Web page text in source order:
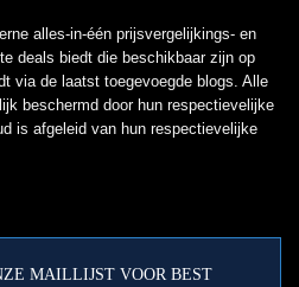
alles-in-één prijsvergelijkings- en
deals biedt die beschikbaar zijn op
via de laatst toegevoegde blogs. Alle
beschermd door hun respectievelijke
is afgeleid van hun respectievelijke
MAILLIJST VOOR BEST